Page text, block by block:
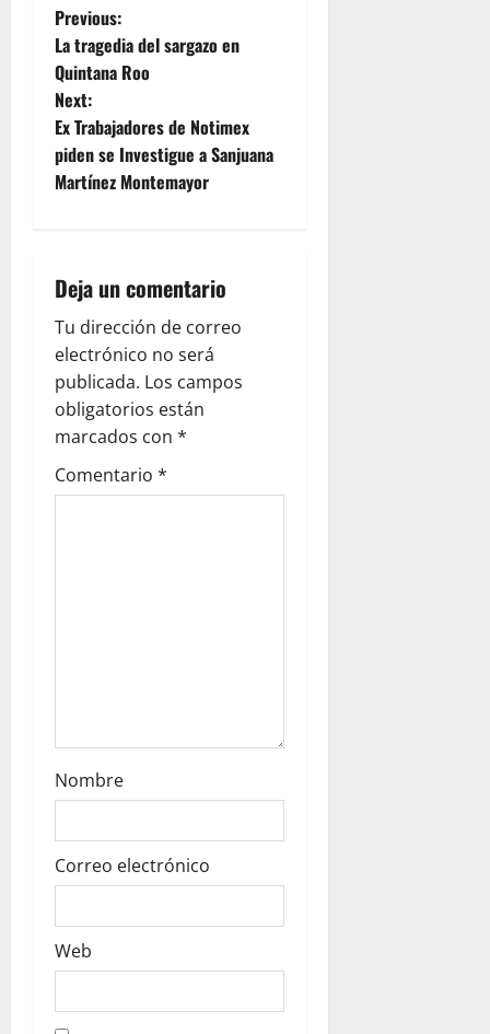
P
o
s
t
v
i
g
a
t
Previous:
La tragedia del sargazo en
Quintana Roo
Next:
Ex Trabajadores de Notimex
piden se Investigue a Sanjuana
Martínez Montemayor
Deja un comentario
Tu dirección de correo
electrónico no será
publicada. Los campos
obligatorios están
marcados con *
Comentario *
Nombre
Correo electrónico
Web